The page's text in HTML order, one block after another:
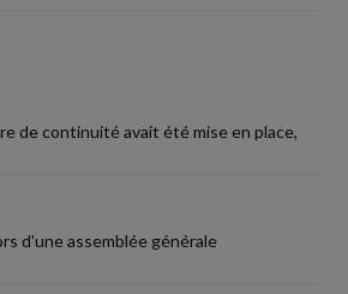
de continuité avait été mise en place,
d'une assemblée générale